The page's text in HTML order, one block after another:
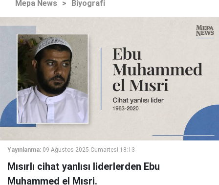
Mepa News > Biyografi
Yayınlanma: 09 Ağustos 2025 Cumartesi 18:13
Mısırlı cihat yanlısı liderlerden Ebu
Muhammed el Mısri.